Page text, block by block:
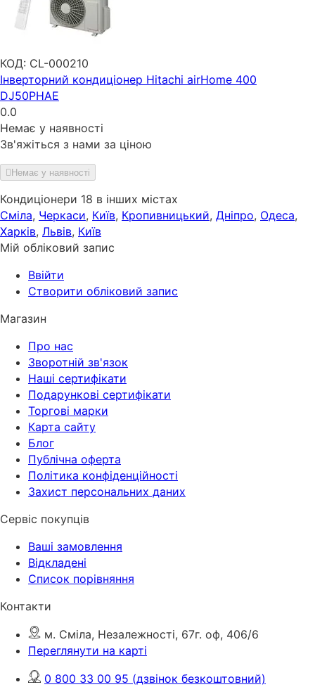
КОД: CL-000210
Інверторний кондиціонер Hitachi airHome 400
DJ50PHAE
0.0
Немає у наявності
Зв'яжіться з нами за ціною
Немає у наявності
Кондиціонери 18 в інших містах
Сміла, Черкаси, Київ, Кропивницький, Дніпро, Одеса,
Харків, Львів, Київ
Мій обліковий запис
Ввійти
Створити обліковий запис
Магазин
Про нас
Зворотній зв'язок
Наші сертифікати
Подарункові сертифікати
Торгові марки
Карта сайту
Блог
Публічна оферта
Політика конфіденційності
Захист персональних даних
Сервіс покупців
Ваші замовлення
Відкладені
Список порівняння
Контакти
м. Сміла, Незалежності, 67г. оф, 406/6
Переглянути на карті
0 800 33 00 95 (дзвінок безкоштовний)